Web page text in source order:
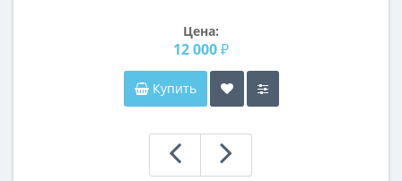
Цена:
12 000 ₽
Купить